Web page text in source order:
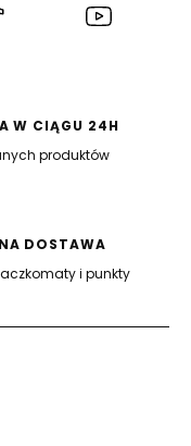
(Otwiera
(Otwiera
W CIĄGU 24H
produktów
DOSTAWA
i punkty